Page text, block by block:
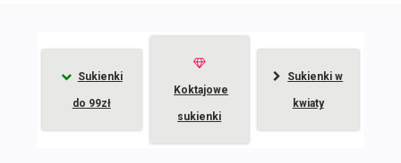
Sukienki
do 99zł
Koktajowe
sukienki
Sukienki w
kwiaty